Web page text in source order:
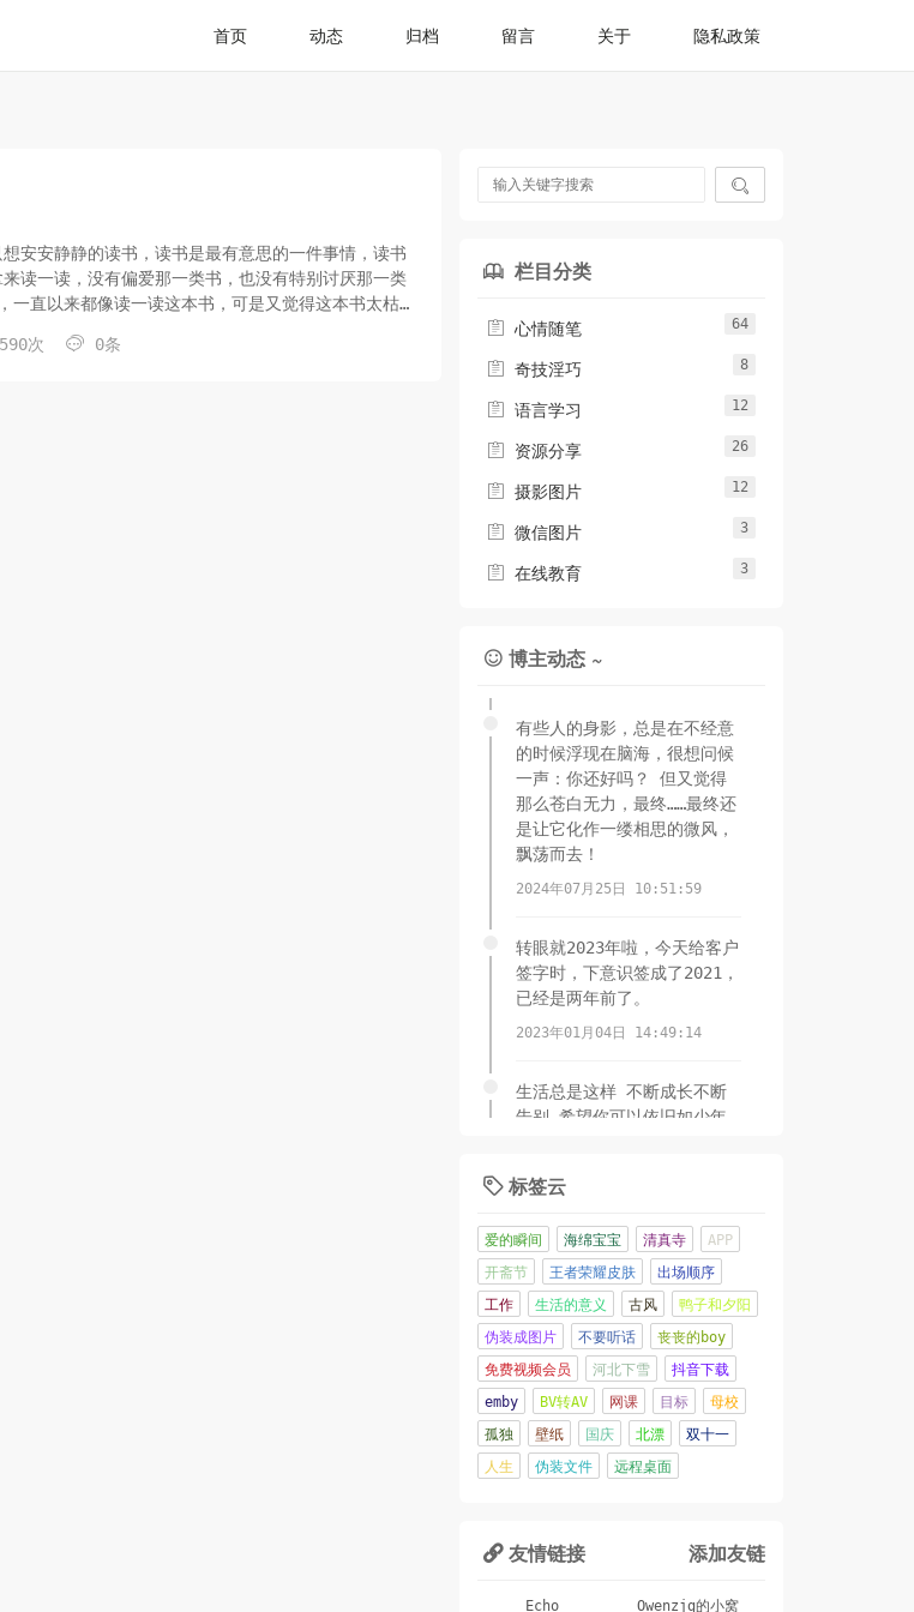
首页 动态 归档 留言 关于 隐私政策
安安静静的读书，读书是最有意思的一件事情，读书
读一读，没有偏爱那一类书，也没有特别讨厌那一类
直以来都像读一读这本书，可是又觉得这本书太枯
次  0条

 栏目分类
 心情随笔 64
 奇技淫巧 8
 语言学习 12
 资源分享 26
 摄影图片 12
 微信图片 3
 在线教育 3
 博主动态 ~
有些人的身影，总是在不经意
的时候浮现在脑海，很想问候
一声：你还好吗？ 但又觉得
那么苍白无力，最终……最终还
是让它化作一缕相思的微风，
飘荡而去！
2024年07月25日 10:51:59
转眼就2023年啦，今天给客户
签字时，下意识签成了2021，
已经是两年前了。
2023年01月04日 14:49:14
生活总是这样 不断成长不断
告别 希望你可以依旧如少年
2022年12月09日 01:36:27
岁晚天寒谁是友，梅花带月一
枝新。
2022年11月01日 01:33:28
对啊，太难啦
2022年01月08日 21:44:15
2021过得不是很容易
2022年01月08日 19:55:10
人嘛，总要做点什么，定一个
目标，年前读一本书。
2021年10月07日 17:45:02
 标签云
爱的瞬间 海绵宝宝 清真寺
APP
开斋节
王者荣耀皮肤
出场顺序
工作
生活的意义 古风
鸭子和夕阳
伪装成图片
不要听话
丧丧的boy
免费视频会员
河北下雪
抖音下载
emby
BV转AV 网课 目标
母校
孤独
壁纸 国庆 北漂
双十一
人生
伪装文件 远程桌面
 友情链接 添加友链
Echo Owenzjg的小窝